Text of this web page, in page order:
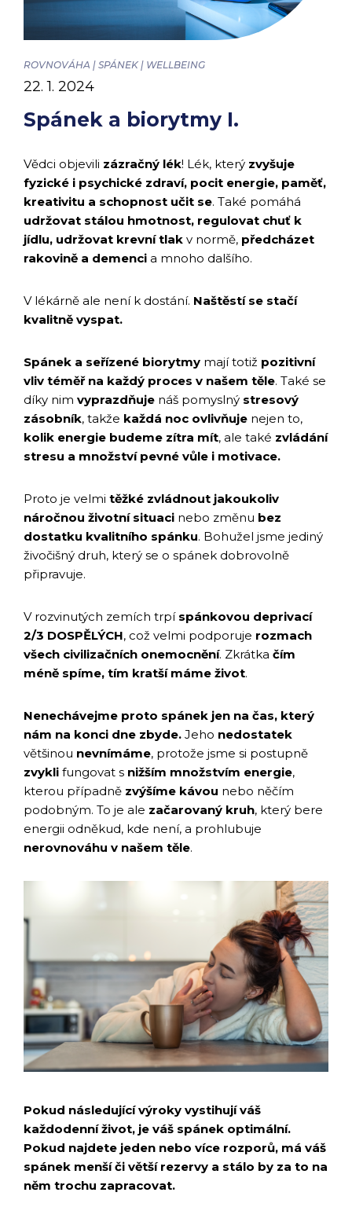
Peněženka Edenred Benefits
Peněženka Edenred Health
Informace k migraci na Edenred Card
Edenred Benefits poukázky
Edenred Benefity Premium
All-in-One cafeterie FKSP
Edenred Compliments
ROVNOVÁHA | SPÁNEK | WELLBEING
Spánek a biorytmy I.
22. 1. 2024
Vědci objevili zázračný lék! Lék, který zvyšuje
fyzické i psychické zdraví, pocit energie, paměť,
kreativitu a schopnost učit se. Také pomáhá
udržovat stálou hmotnost, regulovat chuť k
jídlu, udržovat krevní tlak v normě, předcházet
rakovině a demenci a mnoho dalšího.
V lékárně ale není k dostání. Naštěstí se stačí
kvalitně vyspat.
Spánek a seřízené biorytmy mají totiž pozitivní
vliv téměř na každý proces v našem těle. Také se
díky nim vyprazdňuje náš pomyslný stresový
zásobník, takže každá noc ovlivňuje nejen to,
kolik energie budeme zítra mít, ale také zvládání
stresu a množství pevné vůle i motivace.
Proto je velmi těžké zvládnout jakoukoliv
náročnou životní situaci nebo změnu bez
dostatku kvalitního spánku. Bohužel jsme jediný
živočišný druh, který se o spánek dobrovolně
připravuje.
V rozvinutých zemích trpí spánkovou deprivací
2/3 DOSPĚLÝCH, což velmi podporuje rozmach
všech civilizačních onemocnění. Zkrátka čím
méně spíme, tím kratší máme život.
Nenechávejme proto spánek jen na čas, který
nám na konci dne zbyde. Jeho nedostatek
většinou nevnímáme, protože jsme si postupně
zvykli fungovat s nižším množstvím energie,
kterou případně zvýšíme kávou nebo něčím
podobným. To je ale začarovaný kruh, který bere
energii odněkud, kde není, a prohlubuje
nerovnováhu v našem těle.
Pokud následující výroky vystihují váš
každodenní život, je váš spánek optimální.
Pokud najdete jeden nebo více rozporů, má váš
spánek menší či větší rezervy a stálo by za to na
něm trochu zapracovat.